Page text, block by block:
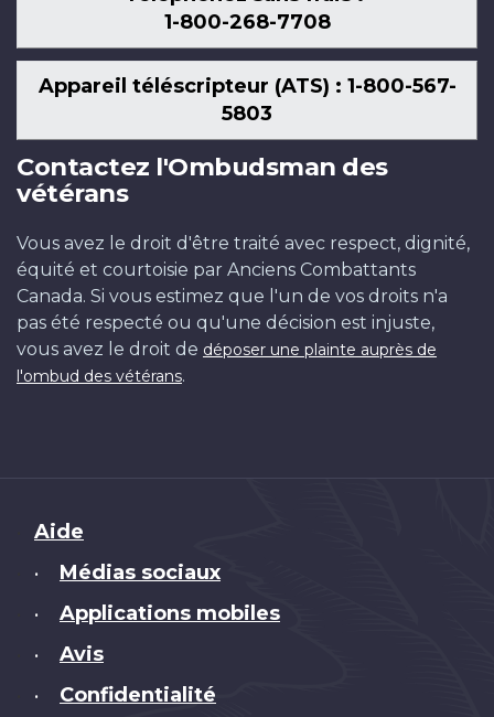
1-800-268-7708
Appareil téléscripteur (ATS) : 1-800-567-
5803
Contactez l'Ombudsman des
vétérans
Vous avez le droit d'être traité avec respect, dignité,
équité et courtoisie par Anciens Combattants
Canada. Si vous estimez que l'un de vos droits n'a
pas été respecté ou qu'une décision est injuste,
vous avez le droit de déposer une plainte auprès de
l'ombud des vétérans.
Brand
Aide
• Médias sociaux
• Applications mobiles
• Avis
• Confidentialité